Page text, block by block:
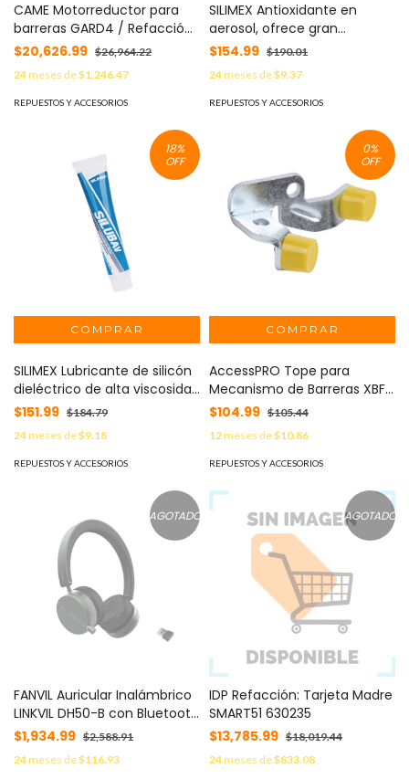
CAME Motorreductor para
barreras GARD4 / Refacción
MOD: 119-RIG333
$20,626.99 $26,964.22
24meses de$1,246.47
REPUESTOS Y ACCESORIOS
SILIMEX Antioxidante en
aerosol, ofrece gran
resistencia a los efectos del
intemperismo en climas
húmedos y salinos 454 ml.
SILIJET-40
$154.99 $190.01
24meses de$9.37
REPUESTOS Y ACCESORIOS
18%
OFF
SILIMEX Lubricante de silicón
dieléctrico de alta viscosidad
, soporte de -10 hasta 80ºC,
para mecanismos de alta
fricción, tubo 28 grs SILUB-AV
$151.99 $184.79
24meses de$9.18
REPUESTOS Y ACCESORIOS
0%
OFF
AccessPRO Tope para
Mecanismo de Barreras XBF
y XBS derechas MOD: XB-
$104.99 $105.44
12meses de$10.86
REPUESTOS Y ACCESORIOS
AGOTADO
FANVIL Auricular Inalámbrico
LINKVIL DH50-B con Bluetooth
5.4 y Micrófono Retráctil con
Cancelación de Ruido MOD:
DH50-B
$1,934.99 $2,588.91
24meses de$116.93
AGOTADO
IDP Refacción: Tarjeta Madre
SMART51 630235
$13,785.99 $18,019.44
24meses de$833.08